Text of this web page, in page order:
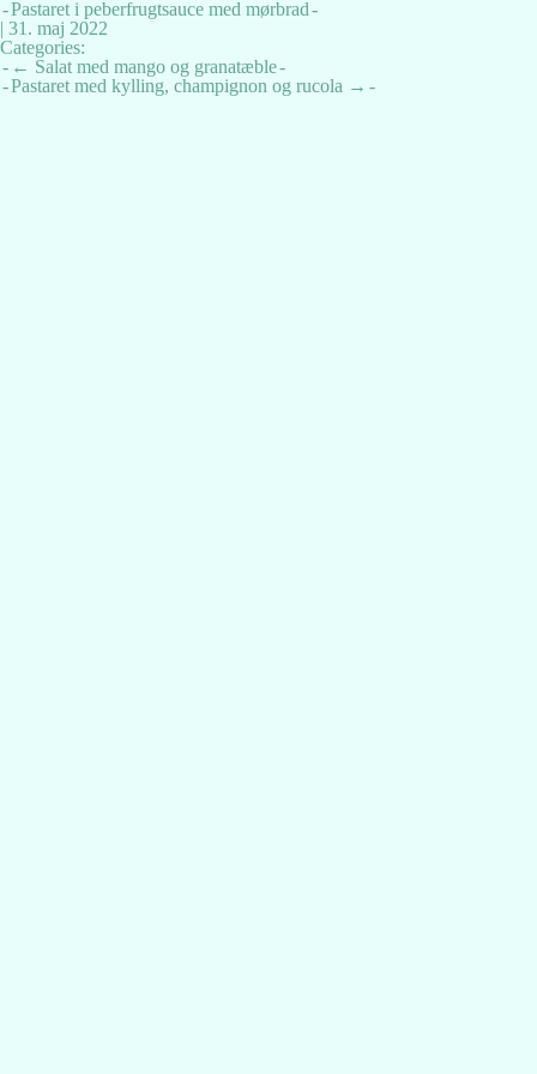
Pastaret i peberfrugtsauce med mørbrad
| 31. maj 2022
Categories:
Indlægsnavigation
← Salat med mango og granatæble
Pastaret med kylling, champignon og rucola →